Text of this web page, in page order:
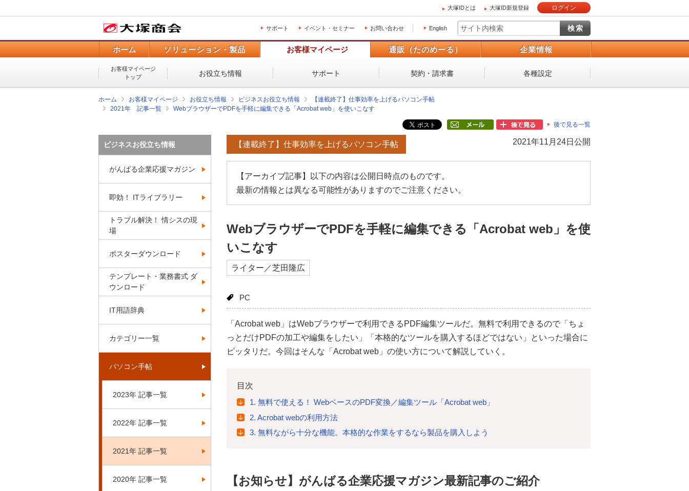
大塚IDとは 大塚ID新規登録 ログイン
サポート イベント・セミナー お問い合わせ English
ホーム ソリューション・製品 お客様マイページ 通販（たのめーる） 企業情報
お客様マイページ
トップ
お役立ち情報 サポート 契約・請求書 各種設定
ホーム お客様マイページ お役立ち情報 ビジネスお役立ち情報
【連載終了】仕事効率を上げるパソコン手帖
2021年 記事一覧
WebブラウザーでPDFを手軽に編集できる「Acrobat web」を使いこなす
後で見る一覧
2021年11月24日公開
【連載終了】仕事効率を上げるパソコン手帖
【アーカイブ記事】以下の内容は公開日時点のものです。
最新の情報とは異なる可能性がありますのでご注意ください。
WebブラウザーでPDFを手軽に編集できる「Acrobat web」を使
いこなす
ライター／芝田隆広
PC
「Acrobat web」はWebブラウザーで利用できるPDF編集ツールだ。無料で利用できるので「ちょ
っとだけPDFの加工や編集をしたい」「本格的なツールを購入するほどではない」といった場合に
ピッタリだ。今回はそんな「Acrobat web」の使い方について解説していく。
目次
1. 無料で使える！ WebベースのPDF変換／編集ツール「Acrobat web」
2. Acrobat webの利用方法
3. 無料ながら十分な機能。本格的な作業をするなら製品を購入しよう
【お知らせ】がんばる企業応援マガジン最新記事のご紹介
ビジネスお役立ち情報
がんばる企業応援マガジン
即効！ ITライブラリー
トラブル解決！ 情シスの現
場
ポスターダウンロード
テンプレート・業務書式 ダ
ウンロード
IT用語辞典
カテゴリー一覧
パソコン手帖
2023年 記事一覧
2022年 記事一覧
2021年 記事一覧
2020年 記事一覧